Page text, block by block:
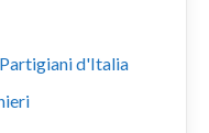
d'Italia